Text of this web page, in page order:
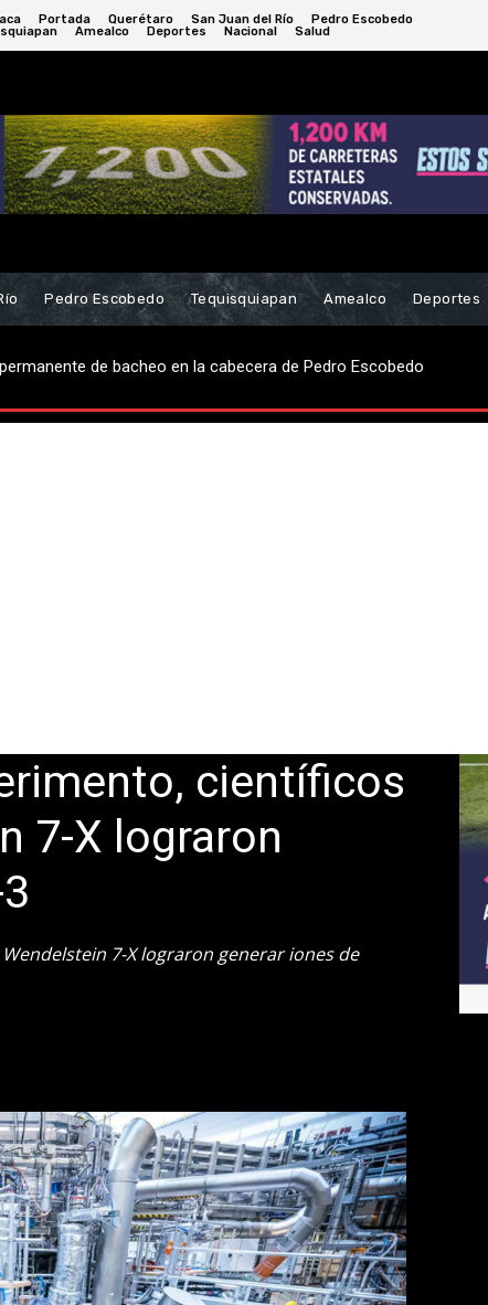
Portada Querétaro San Juan del Río
Pedro Escobedo
Amealco Deportes Nacional Salud
Pedro Escobedo Tequisquiapan Amealco Deportes
de bacheo en la cabecera de Pedro Escobedo
casa-habitación; hay dos detenidos
científicos
7-X lograron
7-X lograron generar iones de